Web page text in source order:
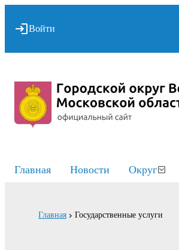
Войти
Главная Новости Округ
Главная Государственные услуги